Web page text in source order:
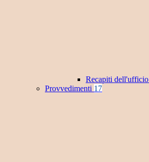
Recapiti dell'ufficio
Provvedimenti 17